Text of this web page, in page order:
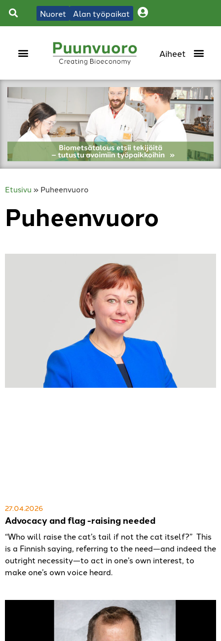
Nuoret Alan työpaikat
Etusivu » Puheenvuoro
Puheenvuoro
Advocacy and flag -raising needed
27.04.2026
“Who will raise the cat’s tail if not the cat itself?” This
is a Finnish saying, referring to the need—and indeed the
outright necessity—to act in one’s own interest, to
make one’s own voice heard.